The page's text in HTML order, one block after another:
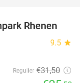
19%
Rhenen
9.5 star
Regulier €31,50